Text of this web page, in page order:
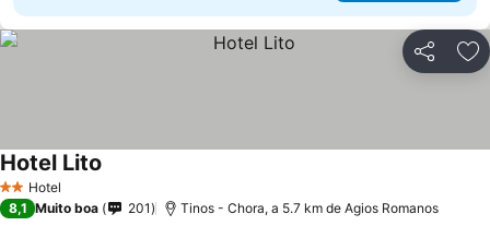
Partilhar
2 Estrelas
Hotel
Hotel Lito
8,1 Muito boa 201 Tinos - Chora, a 5.7 km de Agios Romanos